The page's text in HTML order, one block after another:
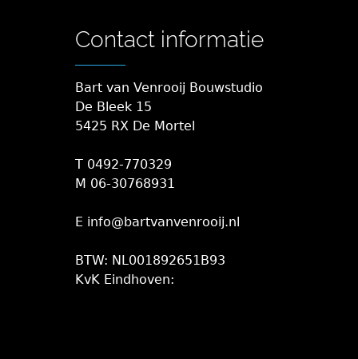
Contact informatie
Bart van Venrooij Bouwstudio
De Bleek 15
5425 RX De Mortel
T 0492-770329
M 06-30768931
E info@bartvanvenrooij.nl
BTW: NL001892651B93
KvK Eindhoven: